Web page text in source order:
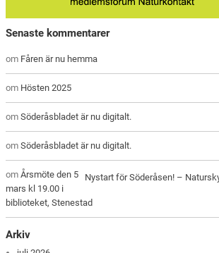
Senaste kommentarer
om Fåren är nu hemma
om Hösten 2025
omSöderåsbladet är nu digitalt.
omSöderåsbladet är nu digitalt.
Nystart för Söderåsen! –
omÅrsmöte den 5
mars kl 19.00 i
biblioteket, Stenestad
Arkiv